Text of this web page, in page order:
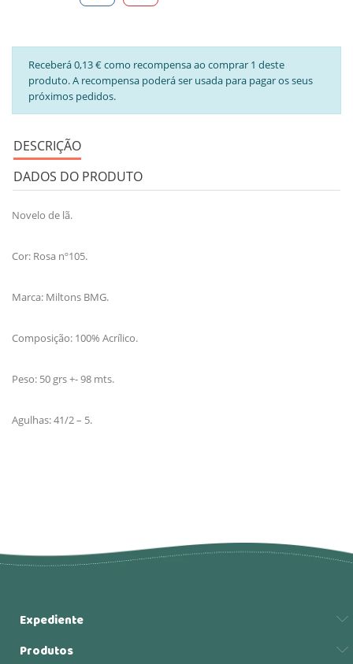
Receberá 0,13 € como recompensa ao comprar 1 deste
produto. A recompensa poderá ser usada para pagar os seus
próximos pedidos.
DESCRIÇÃO
DADOS DO PRODUTO
Novelo de lã.
Cor: Rosa nº105.
Marca: Miltons BMG.
Composição: 100% Acrílico.
Peso: 50 grs +- 98 mts.
Agulhas: 41/2 – 5.
Expediente
Produtos